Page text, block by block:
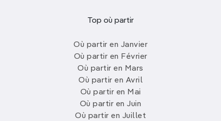
Top où partir
Où partir en Janvier
Où partir en Février
Où partir en Mars
Où partir en Avril
Où partir en Mai
Où partir en Juin
Où partir en Juillet